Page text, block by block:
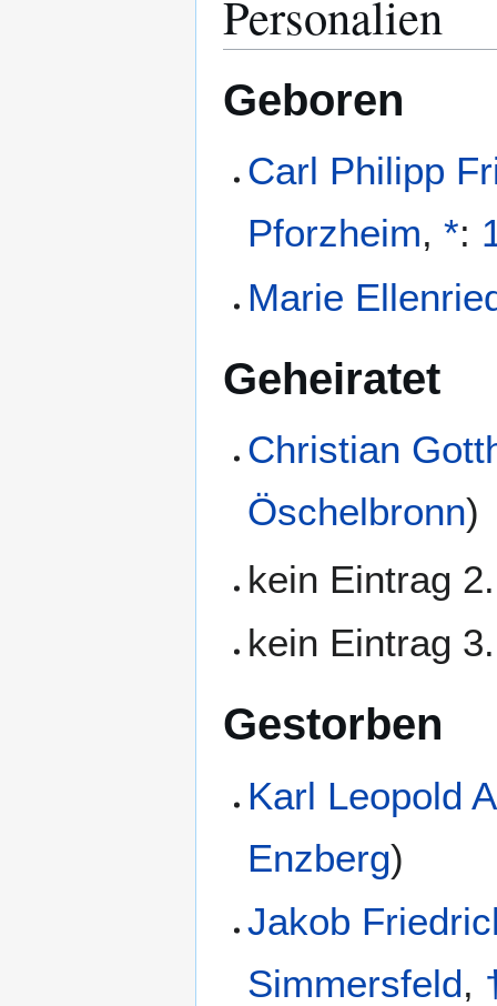
Personalien
Geboren
Carl Philipp
Pforzheim,*:
Marie
Geheiratet
Christian
Öschelbronn)
kein Eintrag
kein Eintrag
Gestorben
Karl Leopold
Enzberg)
Jakob
Simmersfeld,